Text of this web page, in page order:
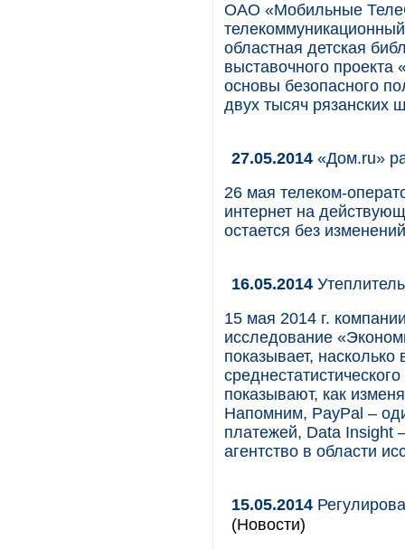
ОАО «Мобильные
областная детская
выставочного проекта
основы безопасного
двух тысяч рязанских
27.05.2014 «Дом.ru»
26 мая телеком-
интернет на
остается без
16.05.2014
15 мая 2014 г.
исследование
показывает,
показывают, как
Напомним, PayPal –
платежей, Data Insight
агентство в области
15.05.2014
(Новости)